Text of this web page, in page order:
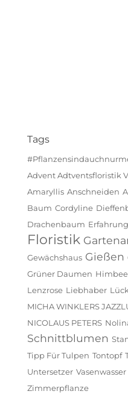
Tags
Advent Adtventsfloristik
Amaryllis Anschneiden
Baum Cordyline
Drachenbaum
Floristik
Gewächshaus Gießen
Grüner Daumen
Lenzrose Liebhaber
MICHA WINKLERS
NICOLAUS PETERS
Schnittblumen
Tipp Für Tulpen Tontopf
Untersetzer Vasenwasser
Zimmerpflanze